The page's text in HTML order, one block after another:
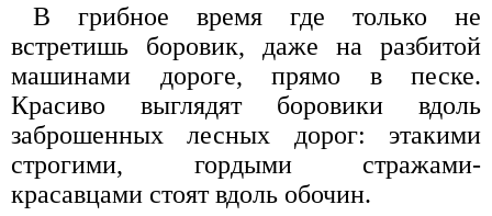
В грибное время где только не
встретишь боровик, даже на разбитой
машинами дороге, прямо в песке.
Красиво выглядят боровики вдоль
заброшенных лесных дорог: этакими
строгими, гордыми стражами-
красавцами стоят вдоль обочин.